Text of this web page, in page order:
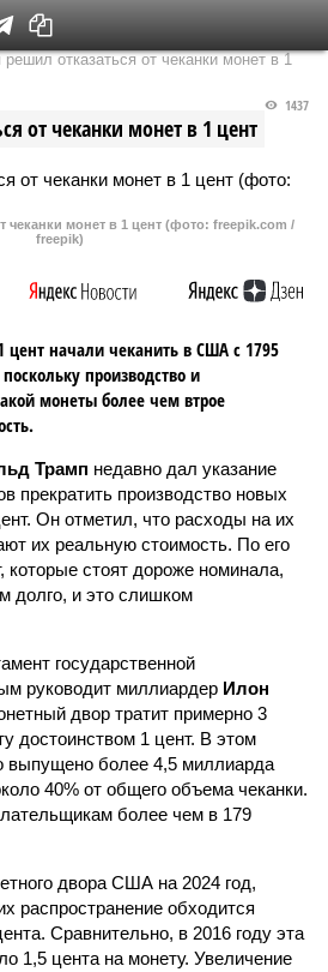
выпуск
решил отказаться от чеканки монет в 1
от чеканки монет в 1 цент
1437
чеканки монет в 1 цент (фото: freepik.com /
freepik)
цент начали чеканить в США с 1795
производство и
монеты более чем втрое
Трамп недавно дал указание
прекратить производство новых
Он отметил, что расходы на их
их реальную стоимость. По его
которые стоят дороже номинала,
долго, и это слишком
государственной
руководит миллиардер Илон
двор тратит примерно 3
достоинством 1 цент. В этом
выпущено более 4,5 миллиарда
40% от общего объема чеканки.
более чем в 179
двора США на 2024 год,
распространение обходится
Сравнительно, в 2016 году эта
1,5 цента на монету. Увеличение